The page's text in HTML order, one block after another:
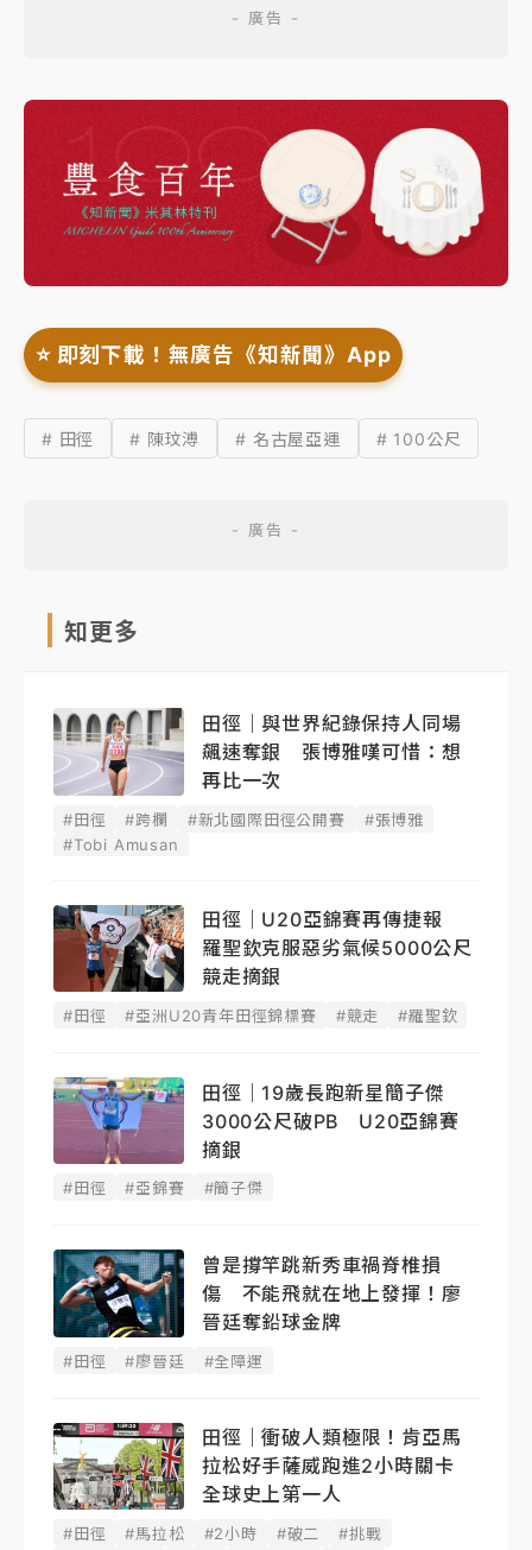
⭐️ 即刻下載！無廣告《知新聞》App
# 田徑 # 陳玟溥 # 名古屋亞運 # 100公尺
知更多
田徑｜與世界紀錄保持人同場
飆速奪銀 張博雅嘆可惜：想
再比一次
#田徑 #跨欄 #新北國際田徑公開賽
#張博雅
#Tobi Amusan
田徑｜U20亞錦賽再傳捷報
羅聖欽克服惡劣氣候5000公尺
競走摘銀
#田徑 #亞洲U20青年田徑錦標賽 #競走 #羅聖欽
田徑｜19歲長跑新星簡子傑
3000公尺破PB U20亞錦賽
摘銀
#田徑 #亞錦賽 #簡子傑
曾是撐竿跳新秀車禍脊椎損
傷 不能飛就在地上發揮！廖
晉廷奪鉛球金牌
#田徑 #廖晉廷 #全障運
田徑｜衝破人類極限！肯亞馬
拉松好手薩威跑進2小時關卡
全球史上第一人
#田徑 #馬拉松 #2小時 #破二
#挑戰